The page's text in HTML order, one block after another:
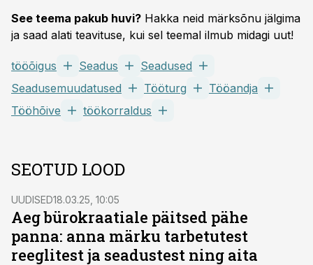
See teema pakub huvi? Hakka neid märksõnu jälgima
ja saad alati teavituse, kui sel teemal ilmub midagi uut!
tööõigus Seadus
Seadused
Seadusemuudatused
Tööturg
Tööandja
Tööhõive
töökorraldus
SEOTUD LOOD
UUDISED18.03.25, 10:05
Aeg bürokraatiale päitsed pähe
panna: anna märku tarbetutest
reeglitest ja seadustest ning aita